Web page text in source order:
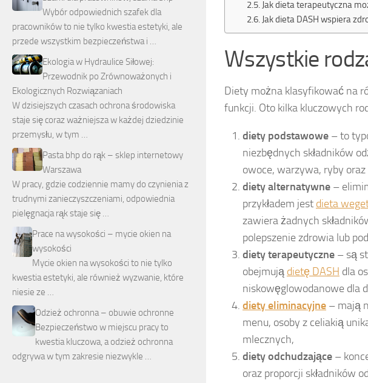
Jak dieta terapeutyczna
Jak dieta DASH wspiera
Wszystkie
Diety można klasyfikować na
funkcji. Oto kilka kluczowych
diety podstawowe – to
niezbędnych składników
owoce, warzywa, ryby
diety alternatywne –
przykładem jest dieta
zawiera żadnych
polepszenie zdrowia lub
diety terapeutyczne – są
obejmują dietę DASH dla
niskowęglowodanowe dla
diety eliminacyjne – mają
menu, osoby z celiakią
mlecznych,
diety odchudzające –
oraz proporcji składników
Wybór odpowiednich szafek dla
pracowników to nie tylko kwestia estetyki, ale
przede wszystkim bezpieczeństwa i …
Ekologia w Hydraulice Siłowej:
Przewodnik po Zrównoważonych i
Ekologicznych Rozwiązaniach
W dzisiejszych czasach ochrona środowiska
staje się coraz ważniejsza w każdej dziedzinie
przemysłu, w tym …
Pasta bhp do rąk – sklep internetowy
Warszawa
W pracy, gdzie codziennie mamy do czynienia z
trudnymi zanieczyszczeniami, odpowiednia
pielęgnacja rąk staje się …
Prace na wysokości – mycie okien na
wysokości
Mycie okien na wysokości to nie tylko
kwestia estetyki, ale również wyzwanie, które
niesie ze …
Odzież ochronna – obuwie ochronne
Bezpieczeństwo w miejscu pracy to
kwestia kluczowa, a odzież ochronna
odgrywa w tym zakresie niezwykle …